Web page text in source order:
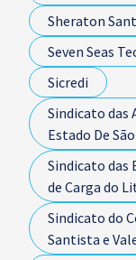
Sheraton
Seven Seas
Sicredi
Sindicato das
Estado De
Sindicato das
de Carga do
Sindicato do
Santista e